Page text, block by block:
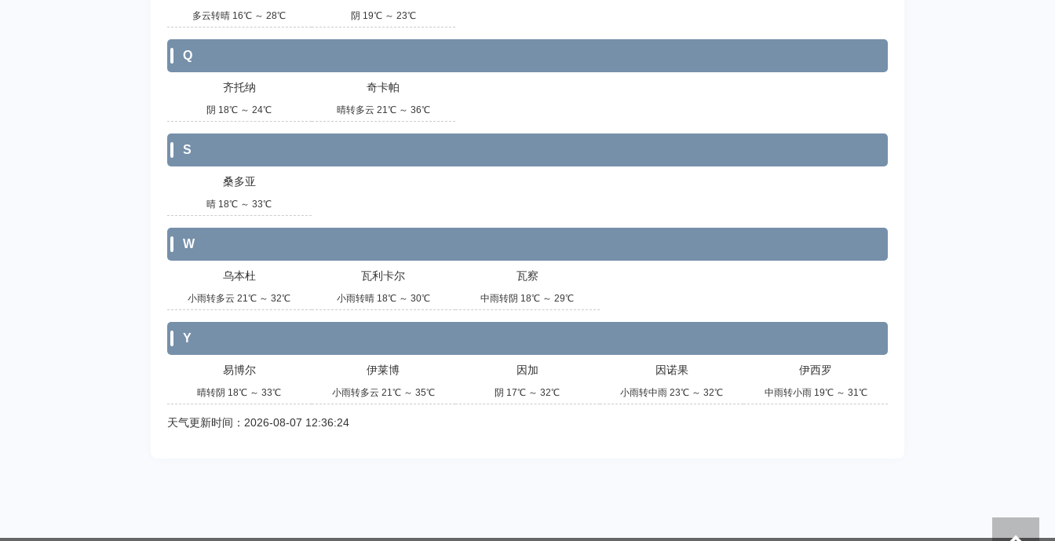
多云转晴 16℃ ～ 28℃ 阴 19℃ ～ 23℃
Q
齐托纳
阴 18℃ ～ 24℃
奇卡帕
晴转多云 21℃ ～ 36℃
S
桑多亚
晴 18℃ ～ 33℃
W
乌本杜
小雨转多云 21℃ ～ 32℃
瓦利卡尔
小雨转晴 18℃ ～ 30℃
瓦察
中雨转阴 18℃ ～ 29℃
Y
易博尔
晴转阴 18℃ ～ 33℃
伊莱博
小雨转多云 21℃ ～ 35℃
因加
阴 17℃ ～ 32℃
因诺果
小雨转中雨 23℃ ～ 32℃
伊西罗
中雨转小雨 19℃ ～ 31℃
天气更新时间：2026-08-07 12:36:24